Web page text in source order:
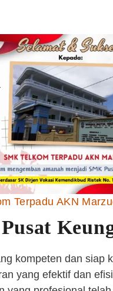
Terpadu AKN
kompeten dan siap
yang efektif dan